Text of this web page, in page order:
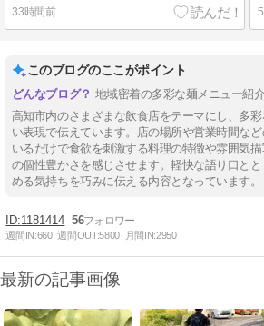
33時間前
このブログのここがポイント
地域密着の多彩な麺メニュー紹介
高知市内のさまざまな飲食店をテーマにし、多
い表現で伝えています。店の場所や営業時間な
いるだけで食欲を刺激する料理の特徴や雰囲気
の個性豊かさを感じさせます。軽快な語り口と
める気持ちを巧みに伝える内容となっています。
1181414 56
週間IN:660 週間OUT:5800 月間IN:2950
最新の記事画像